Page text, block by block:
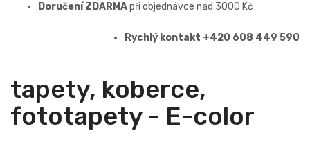
Doručení ZDARMApři objednávce nad 3000 Kč
Rychlý kontakt +420 608 449 590
tapety, koberce,
fototapety - E-color